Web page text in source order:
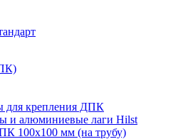
для крепления ДПК
и алюминиевые лаги Hilst
100х100 мм (на трубу)